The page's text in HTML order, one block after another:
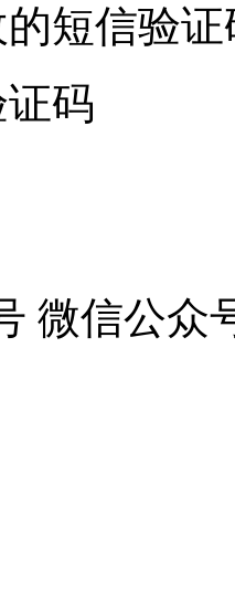
短信验证
码
微信公众